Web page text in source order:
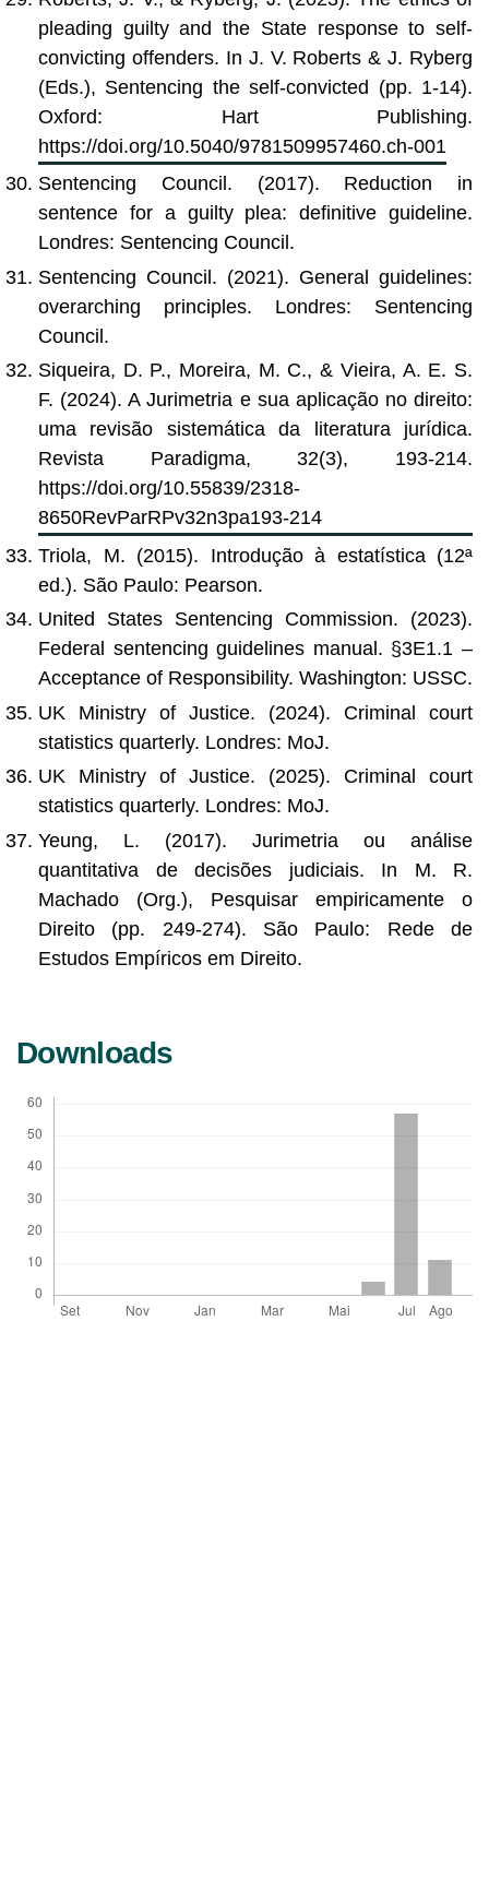
pleading guilty and the State response to self-
convicting offenders. In J. V. Roberts & J. Ryberg
(Eds.), Sentencing the self-convicted (pp. 1-14).
Oxford: Hart Publishing.
https://doi.org/10.5040/9781509957460.ch-001
Sentencing Council. (2017). Reduction in
sentence for a guilty plea: definitive guideline.
Londres: Sentencing Council.
Sentencing Council. (2021). General guidelines:
overarching principles. Londres: Sentencing
Council.
Siqueira, D. P., Moreira, M. C., & Vieira, A. E. S.
F. (2024). A Jurimetria e sua aplicação no direito:
uma revisão sistemática da literatura jurídica.
Revista Paradigma, 32(3), 193-214.
https://doi.org/10.55839/2318-
8650RevParRPv32n3pa193-214
Triola, M. (2015). Introdução à estatística (12ª
ed.). São Paulo: Pearson.
United States Sentencing Commission. (2023).
Federal sentencing guidelines manual. §3E1.1 –
Acceptance of Responsibility. Washington: USSC.
UK Ministry of Justice. (2024). Criminal court
statistics quarterly. Londres: MoJ.
UK Ministry of Justice. (2025). Criminal court
statistics quarterly. Londres: MoJ.
Yeung, L. (2017). Jurimetria ou análise
quantitativa de decisões judiciais. In M. R.
Machado (Org.), Pesquisar empiricamente o
Direito (pp. 249-274). São Paulo: Rede de
Estudos Empíricos em Direito.
Downloads